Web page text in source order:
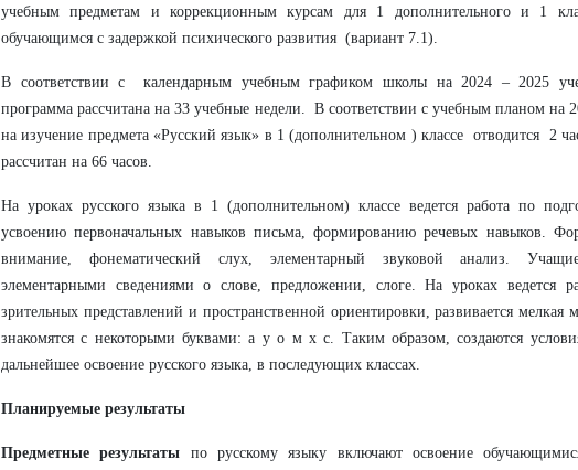
учебным предметам и коррекционным курсам для 1 дополнительного и 1
обучающимся с задержкой психического развития (вариант 7.1).
В соответствии с календарным учебным графиком школы на 2024 – 2025
программа рассчитана на 33 учебные недели. В соответствии с учебным планом на
на изучение предмета «Русский язык» в 1 (дополнительном ) классе отводится 2
рассчитан на 66 часов.
На уроках русского языка в 1 (дополнительном) классе ведется работа по
усвоению первоначальных навыков письма, формированию речевых навыков.
внимание, фонематический слух, элементарный звуковой анализ.
элементарными сведениями о слове, предложении, слоге. На уроках ведется
зрительных представлений и пространственной ориентировки, развивается мелкая
знакомятся с некоторыми буквами: а у о м х с. Таким образом, создаются
дальнейшее освоение русского языка, в последующих классах.
Планируемые результаты
Предметные результаты по русскому языку включают освоение